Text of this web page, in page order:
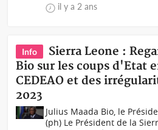
il y a 2 ans
Info
Sierra Leone :
Bio sur les coups d'Etat
CEDEAO et des
2023
Julius Maada Bio, le
(ph) Le Président de la